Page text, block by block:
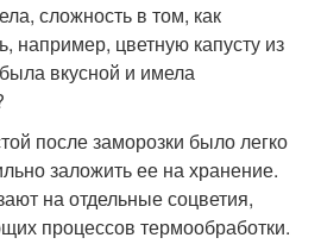
сложность в том, как
например, цветную капусту из
вкусной и имела
после заморозки было легко
заложить ее на хранение.
на отдельные соцветия,
процессов термообработки.